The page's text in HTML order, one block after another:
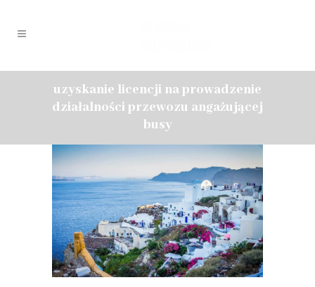
uzyskanie licencji na prowadzenie
działalności przewozu angażującej
busy